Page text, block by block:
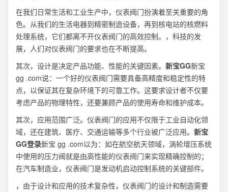
在我们日常生活和工业生产中，仪表阀门扮演着至关重要的角
色。从我们的生活电器到精密制造设备，再到核电站的核燃料
处理系统，它们都离不开仪表阀门的高效控制。，科技的发
展，人们对仪表阀门的要求也在不断提高。
其次，设计是决定产品功能、性能的关键因素。 新宝GG新宝
gg .com说：一个好的仪表阀门需要具备高精度和稳定性的特
点，以保证其在复杂环境下的可靠工作。这要求设计者不仅要
考虑产品的物理特性，还要兼顾产品的使用寿命和维护成本。
其次，应用范围广泛。仪表阀门的应用不仅限于工业自动化领
域，还在建筑、医疗、交通运输等多个行业被广泛应用。 新宝
GG登录新宝 gg .com以为：如在航空航天领域，涡轮增压系统
中使用的压力阀就是由高性能的仪表阀门来实现精确控制的；
在汽车制造业，仪表阀门是发动机启动控制系统的关键部件。
，由于设计和应用的技术复杂性，仪表阀门的设计和制造需要